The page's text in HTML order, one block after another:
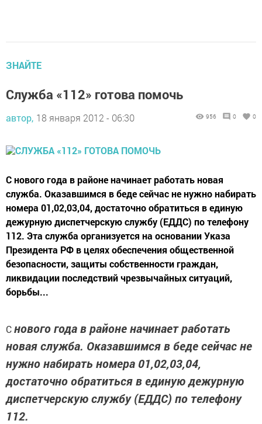
ЗНАЙТЕ
Служба «112» готова помочь
автор, 18 января 2012 - 06:30 956 0 0
С нового года в районе начинает работать новая
служба. Оказавшимся в беде сейчас не нужно набирать
номера 01,02,03,04, достаточно обратиться в единую
дежурную диспетчерскую службу (ЕДДС) по телефону
112. Эта служба организуется на основании Указа
Президента РФ в целях обеспечения общественной
безопасности, защиты собственности граждан,
ликвидации последствий чрезвычайных ситуаций,
борьбы...
Снового года в районе начинает работать
новая служба. Оказавшимся в беде сейчас не
нужно набирать номера 01,02,03,04,
достаточно обратиться в единую дежурную
диспетчерскую службу (ЕДДС) по телефону
112.